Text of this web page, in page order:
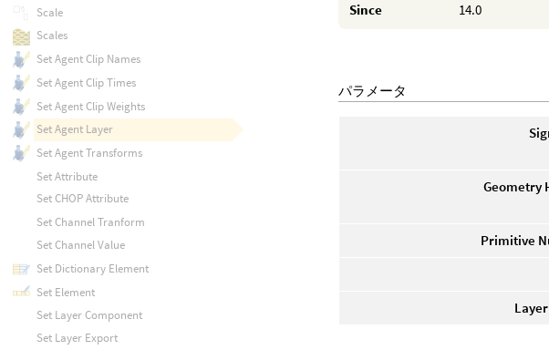
Since 14.0
パラメータ
Geometry
Primitive
Scale
Scales
Set Agent Clip Names
Set Agent Clip Times
Set Agent Clip Weights
Set Agent Layer
Set Agent Transforms
Set Attribute
Set CHOP Attribute
Set Channel Tranform
Set Channel Value
Set Dictionary Element
Set Element
Set Layer Component
Set Layer Export